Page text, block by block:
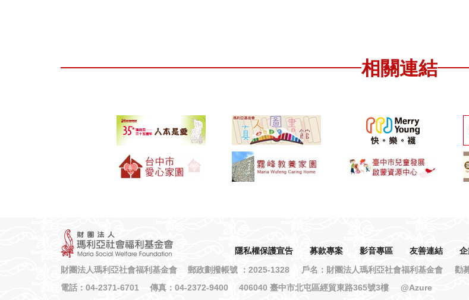
相關連結
隱私權保護宣告 募款專案 影音專區 友善連結
財團法人瑪利亞社會福利基金會 郵政劃撥帳號 ：2025-1328
戶名：財團法人瑪利亞社會福利基金會
勸
電話：04-2371-6701 傳真：04-2372-9400 406040 臺中市北屯區經貿東路365號3樓
@Azure